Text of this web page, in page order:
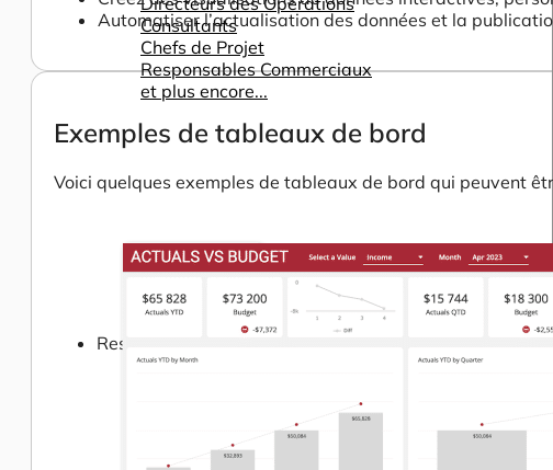
Consultants
Chefs de Projet
Responsables Commerciaux
et plus encore...
Ressources
Automatiser l’actualisation des données et la
Exemples de tableaux de bord
Voici quelques exemples de tableaux de bord qui peuvent